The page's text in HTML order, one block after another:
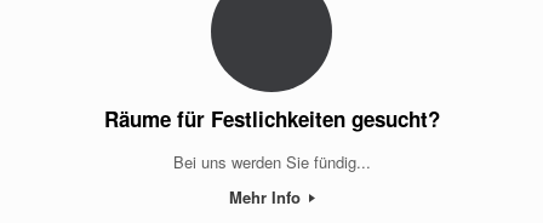
Räume für Festlichkeiten gesucht?
Bei uns werden Sie fündig...
Mehr Info